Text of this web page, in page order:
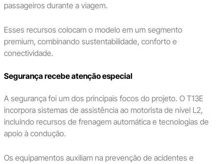
passageiros durante a viagem.
Esses recursos colocam o modelo em um segmento
premium, combinando sustentabilidade, conforto e
conectividade.
Segurança recebe atenção especial
A segurança foi um dos principais focos do projeto. O T13E
incorpora sistemas de assistência ao motorista de nível L2,
incluindo recursos de frenagem automática e tecnologias de
apoio à condução.
Os equipamentos auxiliam na prevenção de acidentes e